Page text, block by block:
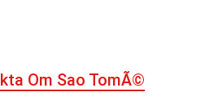
Om Sao TomÃ©